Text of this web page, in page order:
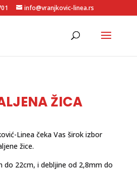
info@vranjkovic-linea.rs
ŽICA
Linea čeka Vas širok izbor
žice.
do 22cm, i debljine od 2,8mm do